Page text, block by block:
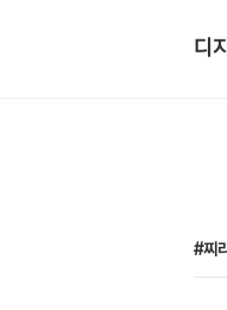
디
찌